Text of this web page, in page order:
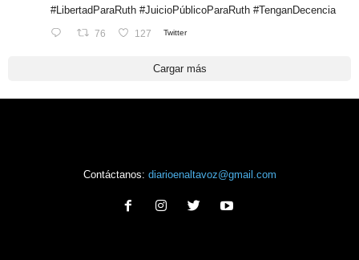
#LibertadParaRuth #JuicioPúblicoParaRuth #TenganDecencia
76 127 Twitter
Cargar más
Contáctanos: diarioenaltavoz@gmail.com